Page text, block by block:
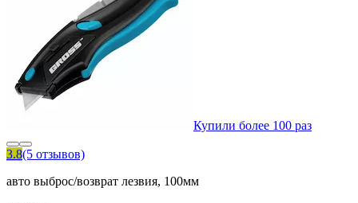
Купили более 100 раз
3.8(5 отзывов)
авто выброс/возврат лезвия, 100мм